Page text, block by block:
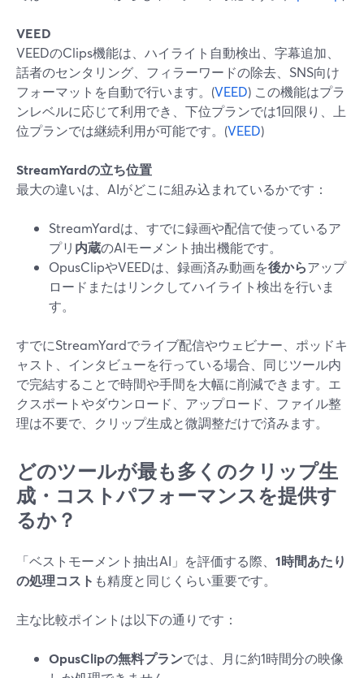
VEED
VEEDのClips機能は、ハイライト自動検出、字幕追加、
話者のセンタリング、フィラーワードの除去、SNS向け
フォーマットを自動で行います。(VEED) この機能はプラ
ンレベルに応じて利用でき、下位プランでは1回限り、上
位プランでは継続利用が可能です。(VEED)
StreamYardの立ち位置
最大の違いは、AIがどこに組み込まれているかです：
StreamYardは、すでに録画や配信で使っているア
プリ 内蔵のAIモーメント抽出機能です。
OpusClipやVEEDは、録画済み動画を後からアップ
ロードまたはリンクしてハイライト検出を行いま
す。
すでにStreamYardでライブ配信やウェビナー、ポッドキ
ャスト、インタビューを行っている場合、同じツール内
で完結することで時間や手間を大幅に削減できます。エ
クスポートやダウンロード、アップロード、ファイル整
理は不要で、クリップ生成と微調整だけで済みます。
どのツールが最も多くのクリップ生
成・コストパフォーマンスを提供す
るか？
「ベストモーメント抽出AI」を評価する際、 1時間あたり
の処理コスト も精度と同じくらい重要です。
主な比較ポイントは以下の通りです：
OpusClipの無料プランでは、月に約1時間分の映像